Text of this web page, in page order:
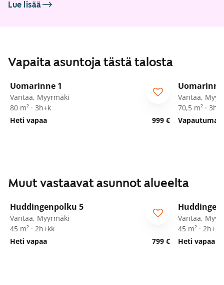
Lue lisää
Vapaita asuntoja tästä talosta
/11
Uomarinne 1
Vantaa, Myyrmäki
80 m² · 3h+k
Heti vapaa
999 €
Vantaa,
70,5 m² ·
Muut vastaavat asunnot alueelta
ARA
Huddingenpolku 5
Vantaa, Myyrmäki
45 m² · 2h+kk
Heti vapaa
799 €
ARA
Vantaa,
45 m² · 2h+kk
Heti vapaa